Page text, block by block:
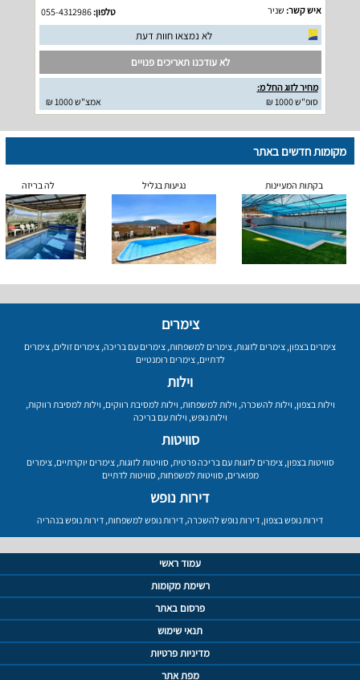
איש קשר: שניר טלפון:055-4312986
לא נמצאו חוות דעת
לא עודכנו תאריכים פנויים
מחיר לזוג החל מ:
סופ"ש 1000 ₪
אמצ"ש 1000 ₪
מקומות חדשים באתר
בקתות המעיינות נגיעות בגליל לה בריזה
צימרים
צימרים בצפון, צימרים לזוגות, צימרים למשפחות, צימרים עם בריכה, צימרים זולים, צימרים
לדתיים,צימרים רומנטיים
וילות
וילות בצפון, וילות להשכרה, וילות למשפחות, וילות למסיבת רווקים, וילות למסיבת רווקות,
וילות נופש, וילות עם בריכה
סוויטות
סוויטות בצפון,צימרים לזוגות עם בריכה פרטית,סוויטות לזוגות,צימרים יוקרתיים,צימרים
מפוארים,סוויטות למשפחות,סוויטות לדתיים
דירות נופש
דירות נופש בצפון, דירות נופש להשכרה, דירות נופש למשפחות, דירות נופש בנהריה
עמוד ראשי
רשימת מקומות
פרסום באתר
תנאי שימוש
מדיניות פרטיות
מפת אתר